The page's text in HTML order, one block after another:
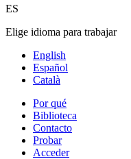
ES
Elige idioma para trabajar
English
Español
Català
Por qué
Biblioteca
Contacto
Probar
Acceder